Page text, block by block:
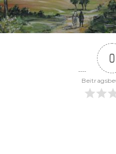
0